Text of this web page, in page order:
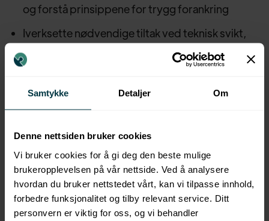
Samtykke Detaljer Om
Denne nettsiden bruker cookies
Vi bruker cookies for å gi deg den beste mulige
brukeropplevelsen på vår nettside. Ved å analysere
hvordan du bruker nettstedet vårt, kan vi tilpasse innhold,
forbedre funksjonalitet og tilby relevant service. Ditt
personvern er viktig for oss, og vi behandler
og forstå prinsippene for trygg forankring
Iverksette nødvendige tiltak ved teknisk svikt,
nestenulykker og uønskede hendelser
med virksomhetens HMS-rutiner
personløfter i egen virksomhet